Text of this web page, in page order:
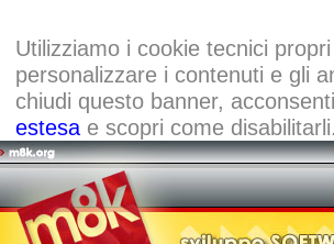
Utilizziamo i cookie tecnici
personalizzare i contenuti e gli
chiudi questo banner,
estesae scopri come